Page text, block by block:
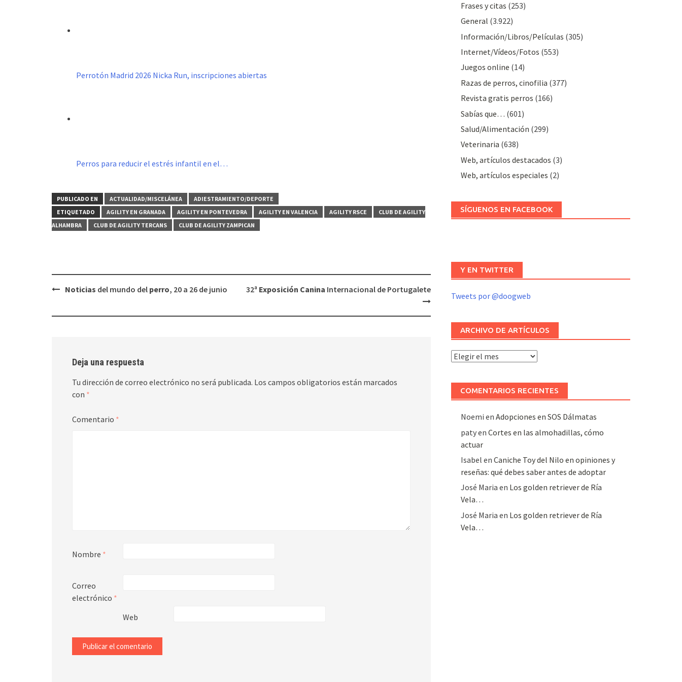
Perrotón Madrid 2026 Nicka Run, inscripciones abiertas
Perros para reducir el estrés infantil en el…
PUBLICADO EN ACTUALIDAD/MISCELÁNEA
ADIESTRAMIENTO/DEPORTE
ETIQUETADO
AGILITY EN GRANADA AGILITY EN PONTEVEDRA AGILITY EN VALENCIA AGILITY RSCE
CLUB DE AGILITY
ALHAMBRA
CLUB DE AGILITY TERCANS CLUB DE AGILITY ZAMPICAN
Navegación
entradas
Noticias del mundo del perro, 20 a 26 de junio 32ª Exposición Canina Internacional de Portugalete
Deja una respuesta
Tu dirección de correo electrónico no será publicada. Los campos obligatorios están marcados
con *
Comentario *
Nombre *
Correo
electrónico *
Web
Frases y citas (253)
General (3.922)
Información/Libros/Películas (305)
Internet/Vídeos/Fotos (553)
Juegos online (14)
Razas de perros, cinofilia (377)
Revista gratis perros (166)
Sabías que… (601)
Salud/Alimentación (299)
Veterinaria (638)
Web, artículos destacados (3)
Web, artículos especiales (2)
SÍGUENOS EN FACEBOOK
Y EN TWITTER
Tweets por @doogweb
ARCHIVO DE ARTÍCULOS
Archivo
artículos
COMENTARIOS RECIENTES
Noemi en Adopciones en SOS Dálmatas
patyen Cortes en las almohadillas, cómo
actuar
Isabel en Caniche Toy del Nilo en opiniones y
reseñas: qué debes saber antes de adoptar
José Maria en Los golden retriever de Ría
Vela…
José Maria en Los golden retriever de Ría
Vela…